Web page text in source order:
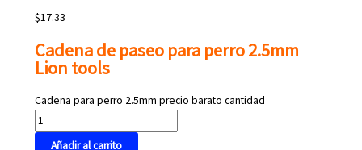
$17.33
Cadena de paseo para perro 2.5mm
Lion tools
Cadena para perro 2.5mm precio barato cantidad
Añadir al carrito